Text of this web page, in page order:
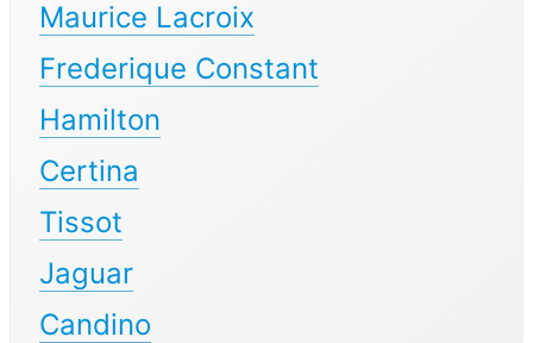
Maurice Lacroix
Frederique Constant
Hamilton
Certina
Tissot
Jaguar
Candino